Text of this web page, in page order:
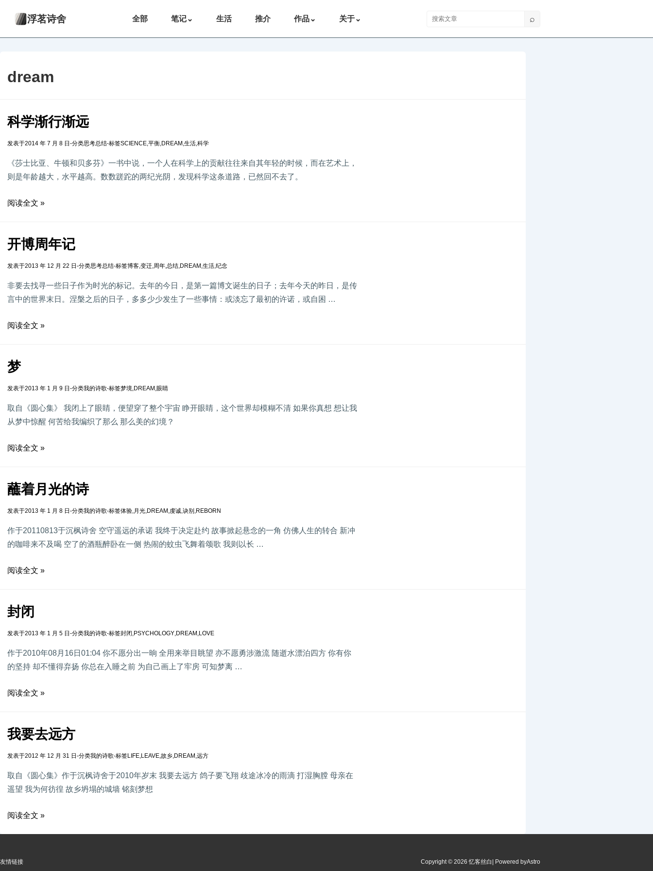
浮茗诗舍 全部 笔记⌄ 生活 推介 作品⌄ 关于⌄ 搜索文章 ⌕
dream
科学渐行渐远
发表于2014 年 7 月 8 日 -分类思考总结-标签SCIENCE,平衡,DREAM ,生活,科学
《莎士比亚、牛顿和贝多芬》一书中说，一个人在科学上的贡献往往来自其年轻的时候，而在艺术上，
则是年龄越大，水平越高。数数蹉跎的两纪光阴，发现科学这条道路，已然回不去了。
阅读全文 »
开博周年记
发表于2013 年 12 月 22 日 -分类思考总结-标签博客,变迁,周年,总结,DREAM ,生活,纪念
非要去找寻一些日子作为时光的标记。去年的今日，是第一篇博文诞生的日子；去年今天的昨日，是传
言中的世界末日。涅槃之后的日子，多多少少发生了一些事情：或淡忘了最初的许诺，或自困 …
阅读全文 »
梦
发表于2013 年 1 月 9 日 -分类我的诗歌-标签梦境,DREAM ,眼睛
取自《圆心集》 我闭上了眼睛，便望穿了整个宇宙 睁开眼睛，这个世界却模糊不清 如果你真想 想让我
从梦中惊醒 何苦给我编织了那么 那么美的幻境？
阅读全文 »
蘸着月光的诗
发表于2013 年 1 月 8 日 -分类我的诗歌-标签体验,月光,DREAM ,虔诚,诀别 ,REBORN
作于20110813于沉枫诗舍 空守遥远的承诺 我终于决定赴约 故事掀起悬念的一角 仿佛人生的转合 新冲
的咖啡来不及喝 空了的酒瓶醉卧在一侧 热闹的蚊虫飞舞着颂歌 我则以长 …
阅读全文 »
封闭
发表于2013 年 1 月 5 日 -分类我的诗歌-标签封闭,PSYCHOLOGY,DREAM ,LOVE
作于2010年08月16日01:04 你不愿分出一晌 全用来举目眺望 亦不愿勇涉激流 随逝水漂泊四方 你有你
的坚持 却不懂得弃扬 你总在入睡之前 为自己画上了牢房 可知梦离 …
阅读全文 »
我要去远方
发表于2012 年 12 月 31 日 -分类我的诗歌-标签LIFE,LEAVE,故乡,DREAM ,远方
取自《圆心集》作于沉枫诗舍于2010年岁末 我要去远方 鸽子要飞翔 歧途冰冷的雨滴 打湿胸膛 母亲在
遥望 我为何彷徨 故乡坍塌的城墙 铭刻梦想
阅读全文 »
友情链接 Copyright © 2026 忆客丝白 | Powered byAstro